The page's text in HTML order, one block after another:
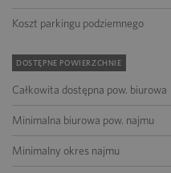
Koszt parkingu podziemnego
DOSTĘPNE POWIERZCHNIE
Całkowita dostępna pow. biurowa
Minimalna biurowa pow. najmu
Minimalny okres najmu